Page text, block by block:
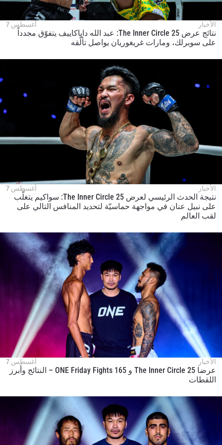
الأخبار أغسطس 7
نتائج عرض The Inner Circle 25: عبد الله داياكاييف يتفوّق مجدداً
على سوبرلك، ومارات غريغوريان يواصل تألّقه
الأخبار أغسطس 7
نتيجة الحدث الرئيسي لعرض The Inner Circle 25: سواكيم يتغلّب
على نبيل عنان في مواجهة حماسيّة لتحديد المنافس التالي على
لقب العالم
الأخبار أغسطس 7
عرضا The Inner Circle 25 و ONE Friday Fights 165 – النتائج وأبرز
اللقطات